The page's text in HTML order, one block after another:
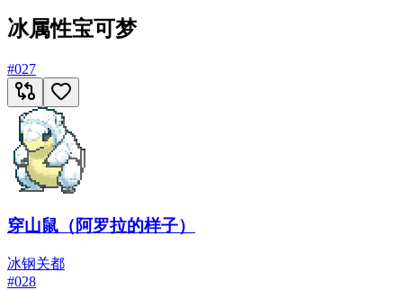
冰属性宝可梦
#027
穿山鼠（阿罗拉的样子）
冰钢关都
#028